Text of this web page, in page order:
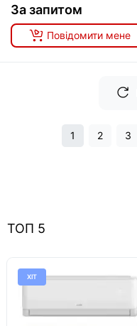
За запитом
Повідомити мене
1 2 3
ТОП 5
ХІТ